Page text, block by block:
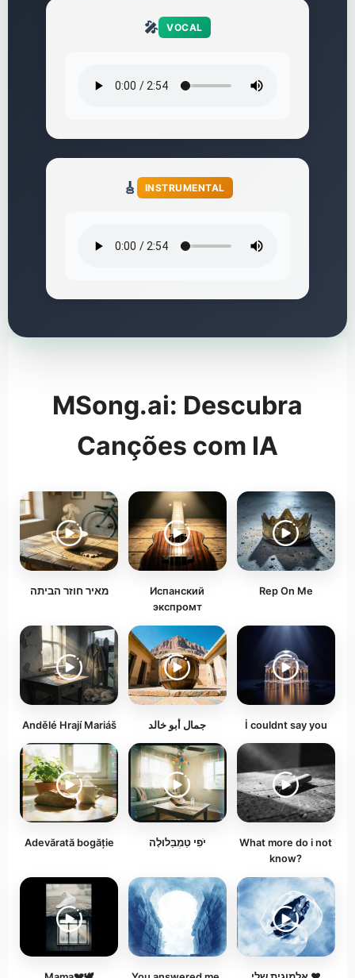
🎤 VOCAL
🎸 INSTRUMENTAL
MSong.ai: Descubra
Canções com IA
מאיר חוזר הביתה
Испанский
экспромт
Rep On Me
Andělé Hrají Mariáš جمال أبو خالد İ couldnt say you
Adevărată bogăție יֹפִי טַמְבַּלוּלָה
What more do i not
know?